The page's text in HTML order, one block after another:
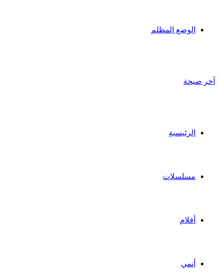
الوضع المظلم
آخر صيحة
الرئيسية
مسلسلات
أفلام
أنمي